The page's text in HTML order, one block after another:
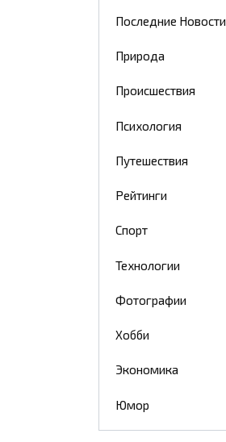
Последние Новости
Природа
Происшествия
Психология
Путешествия
Рейтинги
Спорт
Технологии
Фотографии
Хобби
Экономика
Юмор